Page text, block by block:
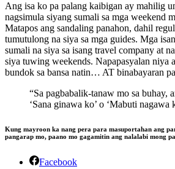
Ang isa ko pa palang kaibigan ay mahilig
nagsimula siyang sumali sa mga weekend
Matapos ang sandaling panahon, dahil
tumutulong na siya sa mga guides. Mga
sumali na siya sa isang travel company at
siya tuwing weekends. Napapasyalan niya
bundok sa bansa natin… AT binabayaran
“Sa pagbabalik-tanaw mo sa buhay,
‘Sana ginawa ko’ o ‘Mabuti
Kung mayroon ka nang pera para masuportahan ang
pangarap mo, paano mo gagamitin ang nalalabi mong
Facebook